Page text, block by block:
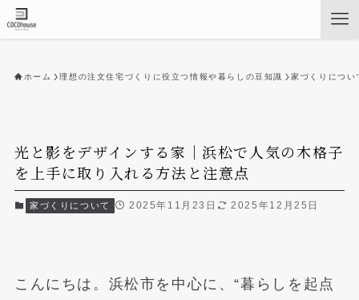
ホーム 理想の注文住宅づくりに役立つ情報や暮らしの豆知識 家づくりについ
光と影をデザインする家｜浜松で人気の木格子
を上手に取り入れる方法と注意点
家づくりについて 2025年11月23日 2025年12月25日
こんにちは。浜松市を中心に、“暮らしを起点